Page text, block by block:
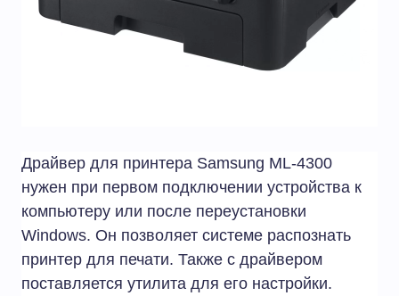
Драйвер для принтера Samsung ML-4300
нужен при первом подключении устройства к
компьютеру или после переустановки
Windows. Он позволяет системе распознать
принтер для печати. Также с драйвером
поставляется утилита для его настройки.